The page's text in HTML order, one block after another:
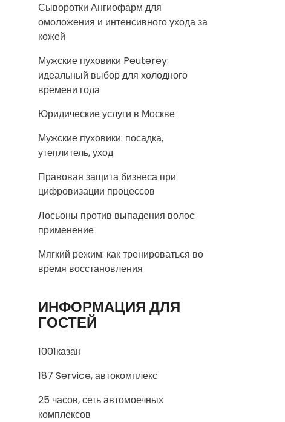
Сыворотки Ангиофарм для
омоложения и интенсивного ухода за
кожей
Мужские пуховики Peuterey:
идеальный выбор для холодного
времени года
Юридические услуги в Москве
Мужские пуховики: посадка,
утеплитель, уход
Правовая защита бизнеса при
цифровизации процессов
Лосьоны против выпадения волос:
применение
Мягкий режим: как тренироваться во
время восстановления
ИНФОРМАЦИЯ ДЛЯ
ГОСТЕЙ
1001казан
187 Service, автокомплекс
25 часов, сеть автомоечных
комплексов